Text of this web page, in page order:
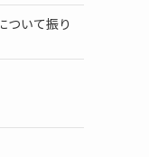
ついて振り